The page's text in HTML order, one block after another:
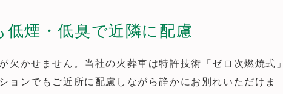
煙・低臭で近隣に配慮
かせません。当社の火葬車は特許技術「ゼロ次燃焼式」
ョンでもご近所に配慮しながら静かにお別れいただけま